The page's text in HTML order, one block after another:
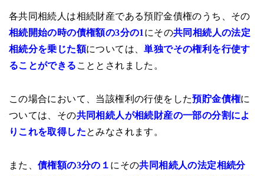
各共同相続人は相続財産である預貯金債権のうち、その
相続開始の時の債権額の3分の1にその共同相続人の法定
相続分を乗じた額については、単独でその権利を行使す
ることができる こととされました。
この場合において、当該権利の行使をした預貯金債権に
ついては、その共同相続人が相続財産の一部の分割によ
りこれを取得したとみなされます。
また、債権額の3分の１ にその共同相続人の法定相続分